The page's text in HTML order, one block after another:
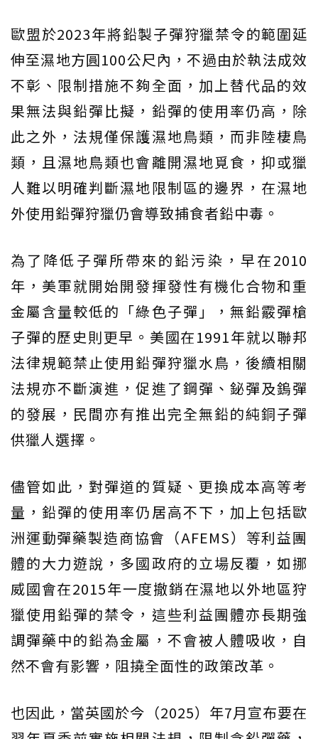
歐盟於2023年將鉛製子彈狩獵禁令的範圍延
伸至濕地方圓100公尺內，不過由於執法成效
不彰、限制措施不夠全面，加上替代品的效
果無法與鉛彈比擬，鉛彈的使用率仍高，除
此之外，法規僅保護濕地鳥類，而非陸棲鳥
類，且濕地鳥類也會離開濕地覓食，抑或獵
人難以明確判斷濕地限制區的邊界，在濕地
外使用鉛彈狩獵仍會導致捕食者鉛中毒。
為了降低子彈所帶來的鉛污染，早在2010
年，美軍就開始開發揮發性有機化合物和重
金屬含量較低的「綠色子彈」，無鉛霰彈槍
子彈的歷史則更早。美國在1991年就以聯邦
法律規範禁止使用鉛彈狩獵水鳥，後續相關
法規亦不斷演進，促進了鋼彈、鉍彈及鎢彈
的發展，民間亦有推出完全無鉛的純銅子彈
供獵人選擇。
儘管如此，對彈道的質疑、更換成本高等考
量，鉛彈的使用率仍居高不下，加上包括歐
洲運動彈藥製造商協會（AFEMS）等利益團
體的大力遊說，多國政府的立場反覆，如挪
威國會在2015年一度撤銷在濕地以外地區狩
獵使用鉛彈的禁令，這些利益團體亦長期強
調彈藥中的鉛為金屬，不會被人體吸收，自
然不會有影響，阻撓全面性的政策改革。
也因此，當英國於今（2025）年7月宣布要在